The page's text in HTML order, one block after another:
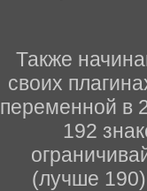
Также
своих
переменной в
192
(лучше